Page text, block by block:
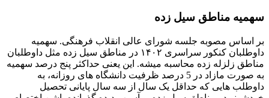
سهمیه مناطق سیل زده
بر اساس مصوبه جلسه شورای عالی انقلاب فرهنگی. سهمیه
داوطلبان کنکور سراسری ۱۴۰۲ در مناطق سیل زده مثل داوطلبان
مناطق زلزله زده محاسبه میشه. این یعنی حداکثر پنج درصد سهمیه
به صورت مازاد در 5 درصد ظرفیت دانشگاه های روزانه، به
داوطلب هایی که حداقل یک سال از سه سال پایانی تحصیل